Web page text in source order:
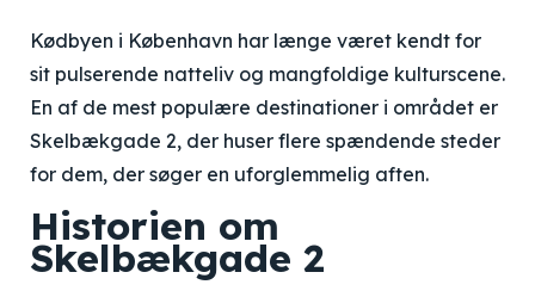
Kødbyen i København har længe været kendt for
sit pulserende natteliv og mangfoldige kulturscene.
En af de mest populære destinationer i området er
Skelbækgade 2, der huser flere spændende steder
for dem, der søger en uforglemmelig aften.
Historien om
Skelbækgade 2